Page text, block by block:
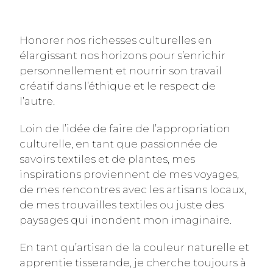
Honorer nos richesses culturelles en
élargissant nos horizons pour s’enrichir
personnellement et nourrir son travail
créatif dans l’éthique et le respect de
l’autre.
Loin de l’idée de faire de l’appropriation
culturelle, en tant que passionnée de
savoirs textiles et de plantes, mes
inspirations proviennent de mes voyages,
de mes rencontres avec les artisans locaux,
de mes trouvailles textiles ou juste des
paysages qui inondent mon imaginaire.
En tant qu’artisan de la couleur naturelle et
apprentie tisserande, je cherche toujours à